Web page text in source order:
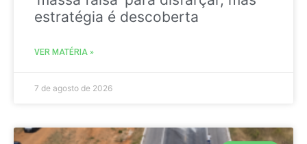
estratégia é descoberta
VER MATÉRIA »
7 de agosto de 2026